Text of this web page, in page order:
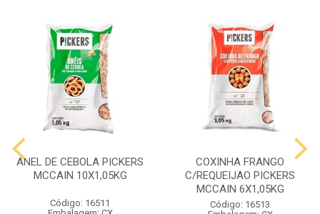
ANEL DE CEBOLA PICKERS
MCCAIN 10X1,05KG
Código: 16511
COXINHA FRANGO
C/REQUEIJAO PICKERS
MCCAIN 6X1,05KG
Código: 16513